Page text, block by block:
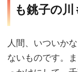
も銚子の
人間、いついか
ないものです。